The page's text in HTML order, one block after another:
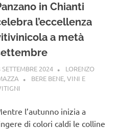
in Chianti
l’eccellenza
a metà
SETTEMBRE 2024
LORENZO
BERE BENE,VINI E
l’autunno inizia a
di colori caldi le colline